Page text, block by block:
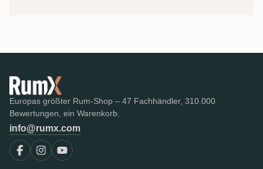
Europas größter Rum-Shop – 47 Fachhändler, 310.000
Bewertungen, ein Warenkorb.
info@rumx.com